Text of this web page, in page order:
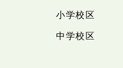
小学校区
中学校区